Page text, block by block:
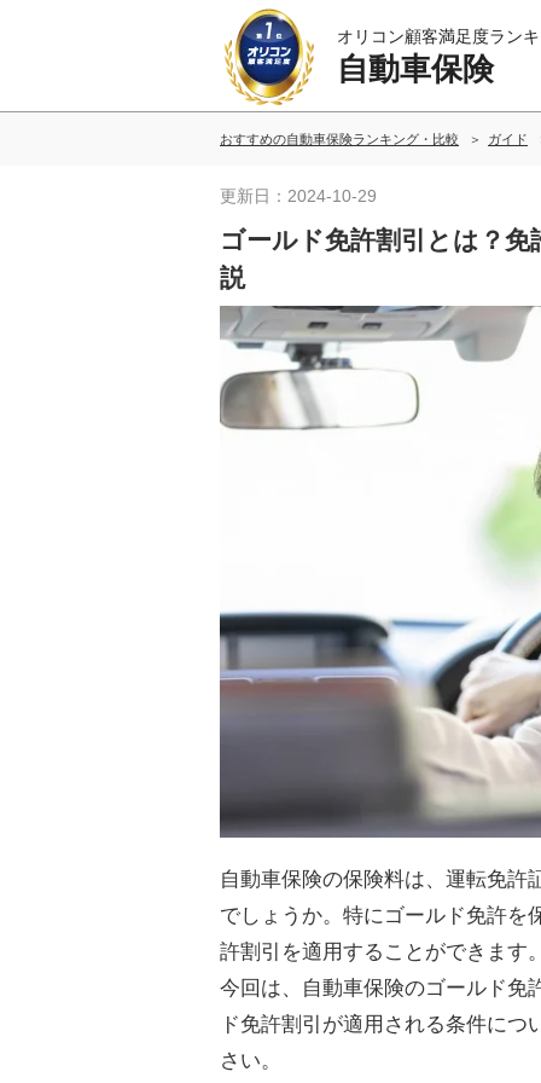
オリコン顧客満足度ラン
自動車保険
おすすめの自動車保険ランキング・比較 ガイド
更新日：2024-10-29
ゴールド免許割引とは？
説
自動車保険の保険料は、運転免許
でしょうか。特にゴールド免許を
許割引を適用することができます
今回は、自動車保険のゴールド免
ド免許割引が適用される条件に
さい。